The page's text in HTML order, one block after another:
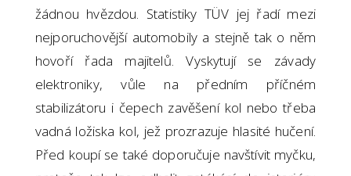
žádnou hvězdou. Statistiky TÜV jej řadí mezi
nejporuchovější automobily a stejně tak o něm
hovoří řada majitelů. Vyskytují se závady
elektroniky, vůle na předním příčném
stabilizátoru i čepech zavěšení kol nebo třeba
vadná ložiska kol, jež prozrazuje hlasité hučení.
Před koupí se také doporučuje navštívit myčku,